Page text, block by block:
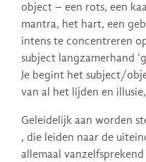
object – een rots, een
mantra, het hart, een
intens te concentreren
subject langzamerhand
Je begint het subject/
van al het lijden en
Geleidelijk aan worden
, die leiden naar de
allemaal